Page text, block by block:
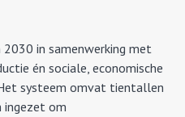
in samenwerking met
én sociale, economische
systeem omvat tientallen
ingezet om